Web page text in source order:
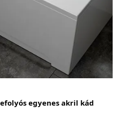
egyenes akril kád